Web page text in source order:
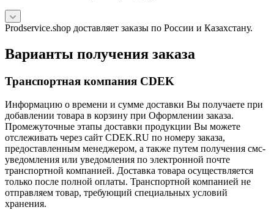
Prodservice.shop доставляет заказы по России и Казахстану.
Варианты получения заказа
Транспортная компания CDEK
Информацию о времени и сумме доставки Вы получаете при
добавлении товара в корзину при Оформлении заказа.
Промежуточные этапы доставки продукции Вы можете
отслеживать через сайт CDEK.RU по номеру заказа,
предоставленным менеджером, а также путем получения смс-
уведомления или уведомления по электронной почте
транспортной компанией. Доставка товара осуществляется
только после полной оплаты. Транспортной компанией не
отправляем товар, требующий специальных условий
хранения.